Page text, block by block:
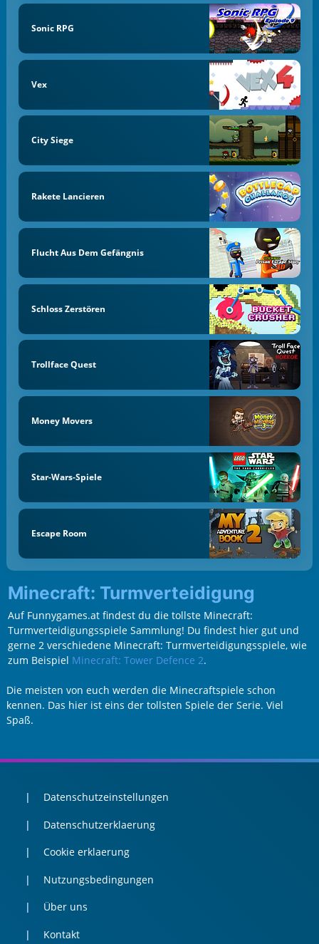
Sonic RPG
Vex
City Siege
Rakete Lancieren
Flucht Aus Dem Gefängnis
Schloss Zerstören
Trollface Quest
Money Movers
Star-Wars-Spiele
Escape Room
Minecraft: Turmverteidigung
Auf Funnygames.at findest du die tollste Minecraft:
Turmverteidigungsspiele Sammlung! Du findest hier gut und
gerne 2 verschiedene Minecraft: Turmverteidigungsspiele, wie
zum Beispiel Minecraft: Tower Defence 2.
Die meisten von euch werden die Minecraftspiele schon
kennen. Das hier ist eins der tollsten Spiele der Serie. Viel
Spaß.
Datenschutzeinstellungen
Datenschutzerklaerung
Cookie erklaerung
Nutzungsbedingungen
Über uns
Kontakt